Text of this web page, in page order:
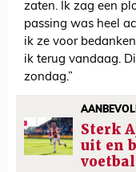
zaten. Ik zag een
passing was heel
ik ze voor
ik terug vandaag.
zondag.”
Sterk
uit en
voetbal